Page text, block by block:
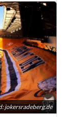
jokersradeberg.de